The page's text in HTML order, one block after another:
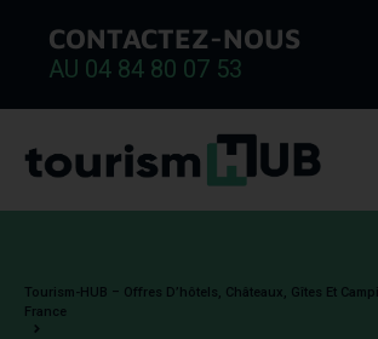
CONTACTEZ-NOUS
AU 04 84 80 07 53
Tourism-HUB – Offres D’hôtels, Châteaux, Gîtes Et
France